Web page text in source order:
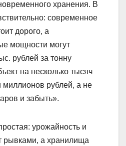
хранения. В
современное
дорого, а
мощности могут
рублей за тонну
на несколько тысяч
миллионов рублей, а не
и забыть».
урожайность и
рывками, а хранилища